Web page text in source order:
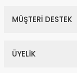
MÜŞTERİ DESTEK
ÜYELİK